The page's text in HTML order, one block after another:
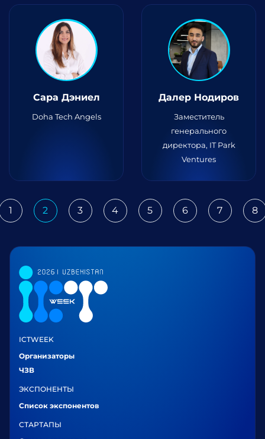
Сара Дэниел
Doha Tech Angels
Далер Нодиров
Заместитель
генерального
директора, IT Park
Ventures
1 2 3 4 5 6 7 8
ICTWEEK
Организаторы
ЧЗВ
ЭКСПОНЕНТЫ
Список экспонентов
СТАРТАПЫ